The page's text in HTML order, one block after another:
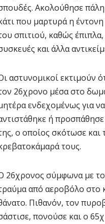
Ακολούθησε
που μαρτυρά η
σπιτιού, καθώς
και άλλα
αστυνομικοί εκτιμούν
26χρονο μέσα στο
ενδεχομένως για
ή
ο οποίος σκότωσε και
τους.
26χρονος σύμφωνα με
από αεροβόλο στο
Πιθανόν, τον
πονούσε και ο